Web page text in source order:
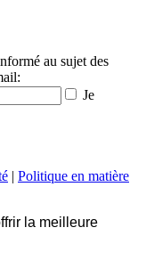
au sujet des
Je
| Politique en matière
la meilleure